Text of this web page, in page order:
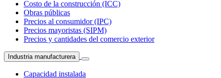
Costo de la construcción (ICC)
Obras públicas
Precios al consumidor (IPC)
Precios mayoristas (SIPM)
Precios y cantidades del comercio exterior
Industria manufacturera
Capacidad instalada